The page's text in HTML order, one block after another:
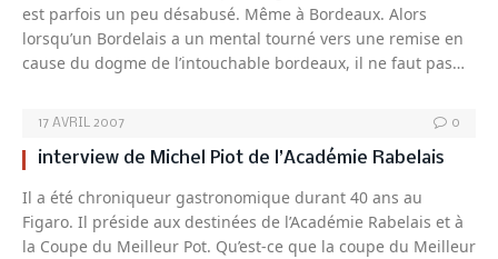
est parfois un peu désabusé. Même à Bordeaux. Alors
lorsqu’un Bordelais a un mental tourné vers une remise en
cause du dogme de l’intouchable bordeaux, il ne faut pas…
17 AVRIL 2007 0
interview de Michel Piot de l’Académie Rabelais
Il a été chroniqueur gastronomique durant 40 ans au
Figaro. Il préside aux destinées de l’Académie Rabelais et à
la Coupe du Meilleur Pot. Qu’est-ce que la coupe du Meilleur